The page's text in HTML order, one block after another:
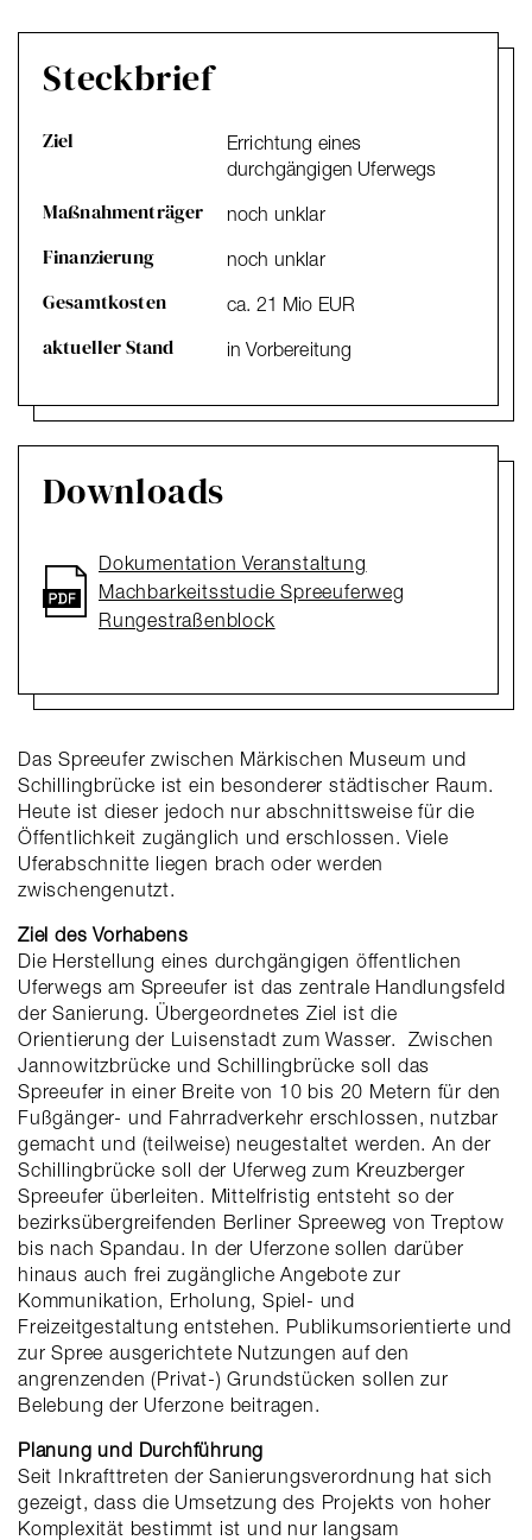
Steckbrief
Ziel
Errichtung eines
durchgängigen Uferwegs
Maßnahmenträger noch unklar
Finanzierung noch unklar
Gesamtkosten ca. 21 Mio EUR
aktueller Stand in Vorbereitung
Downloads
Dokumentation Veranstaltung
Machbarkeitsstudie Spreeuferweg
Rungestraßenblock
Das Spreeufer zwischen Märkischen Museum und
Schillingbrücke ist ein besonderer städtischer Raum.
Heute ist dieser jedoch nur abschnittsweise für die
Öffentlichkeit zugänglich und erschlossen. Viele
Uferabschnitte liegen brach oder werden
zwischengenutzt.
Ziel des Vorhabens
Die Herstellung eines durchgängigen öffentlichen
Uferwegs am Spreeufer ist das zentrale Handlungsfeld
der Sanierung. Übergeordnetes Ziel ist die
Orientierung der Luisenstadt zum Wasser. Zwischen
Jannowitzbrücke und Schillingbrücke soll das
Spreeufer in einer Breite von 10 bis 20 Metern für den
Fußgänger- und Fahrradverkehr erschlossen, nutzbar
gemacht und (teilweise) neugestaltet werden. An der
Schillingbrücke soll der Uferweg zum Kreuzberger
Spreeufer überleiten. Mittelfristig entsteht so der
bezirksübergreifenden Berliner Spreeweg von Treptow
bis nach Spandau. In der Uferzone sollen darüber
hinaus auch frei zugängliche Angebote zur
Kommunikation, Erholung, Spiel- und
Freizeitgestaltung entstehen. Publikumsorientierte und
zur Spree ausgerichtete Nutzungen auf den
angrenzenden (Privat-) Grundstücken sollen zur
Belebung der Uferzone beitragen.
Planung und Durchführung
Seit Inkrafttreten der Sanierungsverordnung hat sich
gezeigt, dass die Umsetzung des Projekts von hoher
Komplexität bestimmt ist und nur langsam